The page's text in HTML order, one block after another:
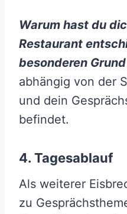
Warum hast du
Restaurant
besonderen
abhängig von der
und dein
befindet.
4. Tagesablauf
Als weiterer
zu